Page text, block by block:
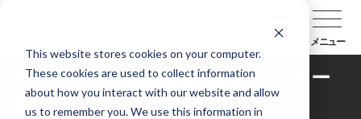
This website stores cookies on your computer.
These cookies are used to collect information
about how you interact with our website and allow
us to remember you. We use this information in
メニュー
令和三年度 能楽体験 教員セミナー
開催のお知らせ